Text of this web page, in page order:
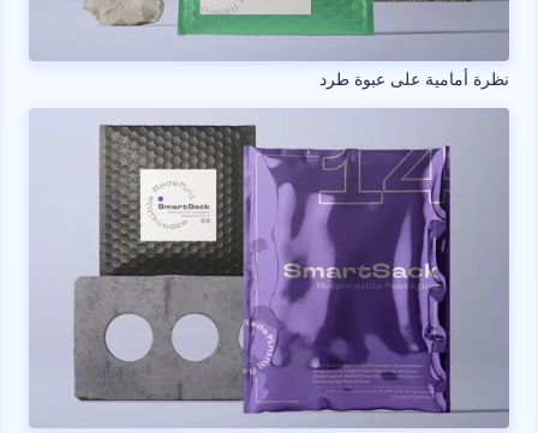
نظرة أمامية على عبوة طرد